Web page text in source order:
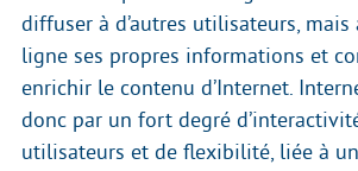
diffuser à d’autres utilisateurs, mais
ligne ses propres informations et
enrichir le contenu d’Internet.
donc par un fort degré
utilisateurs et de flexibilité, liée à